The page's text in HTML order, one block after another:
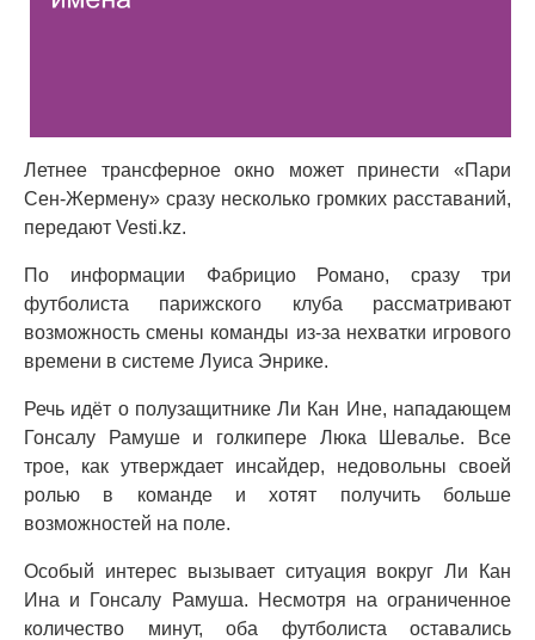
Летнее трансферное окно может принести «Пари
Сен-Жермену» сразу несколько громких расставаний,
передают Vesti.kz.
По информации Фабрицио Романо, сразу три
футболиста парижского клуба рассматривают
возможность смены команды из-за нехватки игрового
времени в системе Луиса Энрике.
Речь идёт о полузащитнике Ли Кан Ине, нападающем
Гонсалу Рамуше и голкипере Люка Шевалье. Все
трое, как утверждает инсайдер, недовольны своей
ролью в команде и хотят получить больше
возможностей на поле.
Особый интерес вызывает ситуация вокруг Ли Кан
Ина и Гонсалу Рамуша. Несмотря на ограниченное
количество минут, оба футболиста оставались